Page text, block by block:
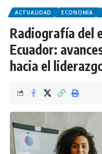
ACTUALIDAD ECONOMÍA
Radiografía del
Ecuador:
hacia el